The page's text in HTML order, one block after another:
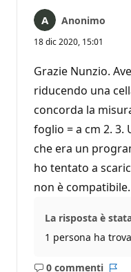
Anonimo
18 dic 2020, 15:01
Grazie Nunzio.
riducendo una
concorda la
foglio = a cm 2. 3.
che era un
ho tentato a
non è
La risposta è
1 persona ha
0 commenti